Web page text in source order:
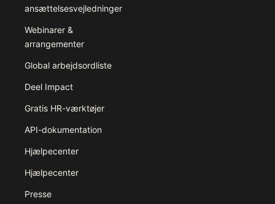
ansættelsesvejledninger
Webinarer &
arrangementer
Global arbejdsordliste
Deel Impact
Gratis HR-værktøjer
API-dokumentation
Hjælpecenter
Hjælpecenter
Presse